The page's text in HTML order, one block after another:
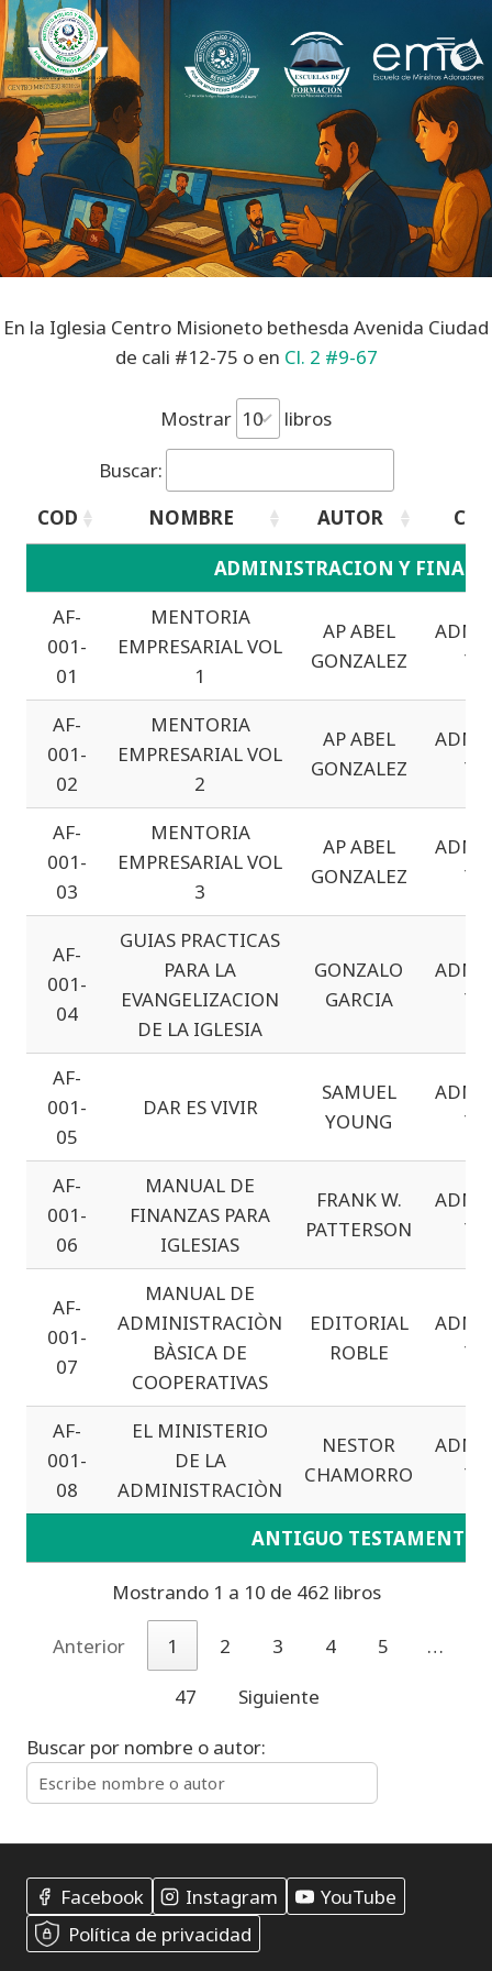
Saltar
al
contenido
En la Iglesia Centro Misioneto bethesda Avenida Ciudad
de cali #12-75 o en Cl. 2 #9-67
Mostrar libros
Buscar:
COD
NOMBRE AUTOR
NOMBRE AUTOR
ADMINISTRACION Y
AF-
001-
01
MENTORIA
EMPRESARIAL VOL
1
AP ABEL
GONZALEZ
Y
AF-
001-
02
MENTORIA
EMPRESARIAL VOL
2
AP ABEL
GONZALEZ
Y
AF-
001-
03
MENTORIA
EMPRESARIAL VOL
3
AP ABEL
GONZALEZ
Y
AF-
001-
04
GUIAS PRACTICAS
PARA LA
EVANGELIZACION
DE LA IGLESIA
GONZALO
GARCIA
Y
AF-
001-
05
DAR ES VIVIR
SAMUEL
YOUNG
Y
AF-
001-
06
MANUAL DE
FINANZAS PARA
IGLESIAS
FRANK W.
PATTERSON
Y
AF-
001-
07
MANUAL DE
ADMINISTRACIÒN
BÀSICA DE
COOPERATIVAS
EDITORIAL
ROBLE
Y
AF-
001-
08
EL MINISTERIO
DE LA
ADMINISTRACIÒN
NESTOR
CHAMORRO
Y
ANTIGUO TESTAMENTO
Mostrando 1 a 10 de 462 libros
Anterior 1 2 3 4 5
…
47
Siguiente
Buscar por nombre o autor:
Facebook Instagram
YouTube
Política de privacidad